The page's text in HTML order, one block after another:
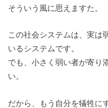
そういう風に思えますた。
この社会システムは、実は
いるシステムです。
でも、小さく弱い者が寄り
い。
だから、もう自分を犠牲に